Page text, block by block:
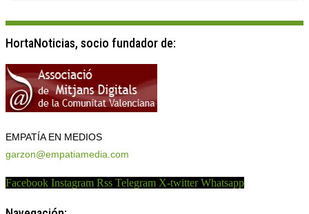
HortaNoticias, socio fundador de:
EMPATÍA EN MEDIOS
garzon@empatiamedia.com
Facebook Instagram Rss Telegram X-twitter Whatsapp